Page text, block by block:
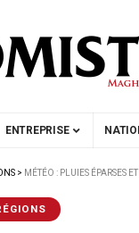
ENTREPRISE
> MÉTÉO : PLUIES ÉPARSES